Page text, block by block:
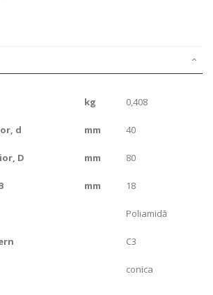
kg 0,408
d mm 40
D mm 80
mm 18
Poliamidă
С3
conica